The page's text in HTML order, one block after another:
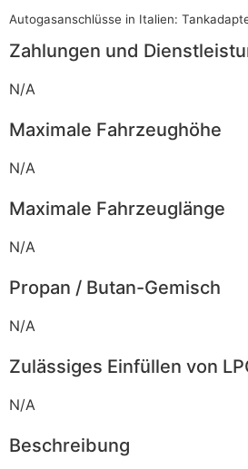
Autogasanschlüsse in Italien:
Zahlungen und
N/A
Maximale Fahrzeughöhe
N/A
Maximale Fahrzeuglänge
N/A
Propan / Butan-Gemisch
N/A
Zulässiges Einfüllen von
N/A
Beschreibung